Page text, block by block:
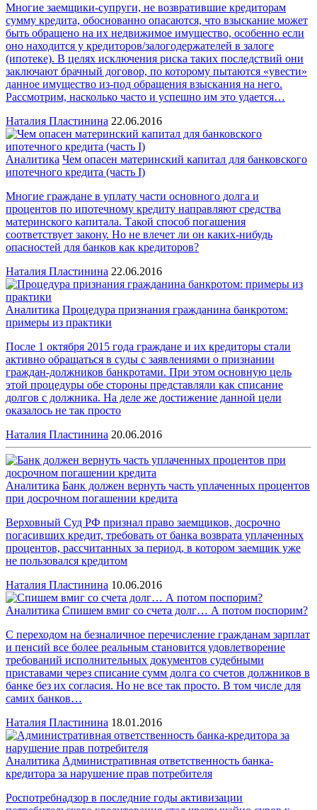
Многие заемщики-супруги, не возвратившие кредиторам
сумму кредита, обоснованно опасаются, что взыскание может
быть обращено на их недвижимое имущество, особенно если
оно находится у кредиторов/залогодержателей в залоге
(ипотеке). В целях исключения риска таких последствий они
заключают брачный договор, по которому пытаются «увести»
данное имущество из-под обращения взыскания на него.
Рассмотрим, насколько часто и успешно им это удается…
Наталия Пластинина 22.06.2016
Аналитика Чем опасен материнский капитал для банковского
ипотечного кредита (чаcть I)
Многие граждане в уплату части основного долга и
процентов по ипотечному кредиту направляют средства
материнского капитала. Такой способ погашения
соответствует закону. Но не влечет ли он каких-нибудь
опасностей для банков как кредиторов?
Наталия Пластинина 22.06.2016
Аналитика Процедура признания гражданина банкротом:
примеры из практики
После 1 октября 2015 года граждане и их кредиторы стали
активно обращаться в суды с заявлениями о признании
граждан-должников банкротами. При этом основную цель
этой процедуры обе стороны представляли как списание
долгов с должника. На деле же достижение данной цели
оказалось не так просто
Наталия Пластинина 20.06.2016
Аналитика Банк должен вернуть часть уплаченных процентов
при досрочном погашении кредита
Верховный Суд РФ признал право заемщиков, досрочно
погасивших кредит, требовать от банка возврата уплаченных
процентов, рассчитанных за период, в котором заемщик уже
не пользовался кредитом
Наталия Пластинина 10.06.2016
Аналитика Спишем вмиг со счета долг… А потом поспорим?
С переходом на безналичное перечисление гражданам зарплат
и пенсий все более реальным становится удовлетворение
требований исполнительных документов судебными
приставами через списание сумм долга со счетов должников в
банке без их согласия. Но не все так просто. В том числе для
самих банков…
Наталия Пластинина 18.01.2016
Аналитика Административная ответственность банка-
кредитора за нарушение прав потребителя
Роспотребнадзор в последние годы активизации